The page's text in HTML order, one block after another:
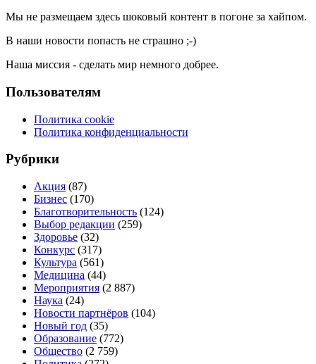
Мы не размещаем здесь шоковый контент в погоне за хайпом.
В наши новости попасть не страшно ;-)
Наша миссия - сделать мир немного добрее.
Пользователям
Политика cookie
Политика конфиденциальности
Рубрики
Акция (87)
Бизнес (170)
Благотворительность (124)
Выбор редакции (259)
Здоровье (32)
Конкурс (317)
Культура (561)
Медицина (44)
Мероприятия (2 887)
Наука (24)
Новости партнёров (104)
Новый год (35)
Образование (772)
Общество (2 759)